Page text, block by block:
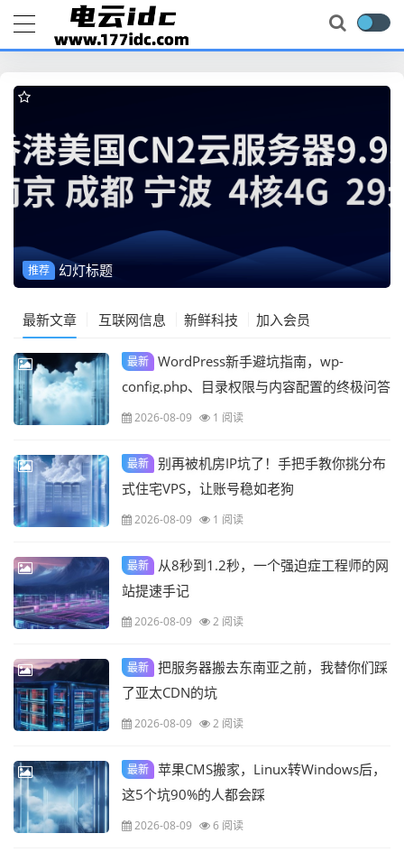
推荐 幻灯标题
最新文章 互联网信息 新鲜科技 加入会员
最新 WordPress新手避坑指南，wp-
config.php、目录权限与内容配置的终极问答
2026-08-09 1 阅读
最新 别再被机房IP坑了！手把手教你挑分布
式住宅VPS，让账号稳如老狗
2026-08-09 1 阅读
最新
从8秒到1.2秒，一个强迫症工程师的网
站提速手记
2026-08-09 2 阅读
最新 把服务器搬去东南亚之前，我替你们踩
了亚太CDN的坑
2026-08-09 2 阅读
最新 苹果CMS搬家，Linux转Windows后，
这5个坑90%的人都会踩
2026-08-09 6 阅读